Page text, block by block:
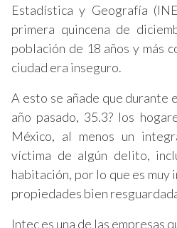
Estadística y Geografía
primera quincena de
población de 18 años y más
ciudad era inseguro.
A esto se añade que durante
año pasado, 35.3? los
México, al menos un
víctima de algún delito,
habitación, por lo que es
propiedades bien
Intec es una de las empresas